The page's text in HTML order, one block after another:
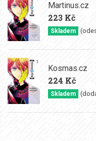
Martinus.cz
223 Kč
Skladem
Kosmas.cz
224 Kč
Skladem